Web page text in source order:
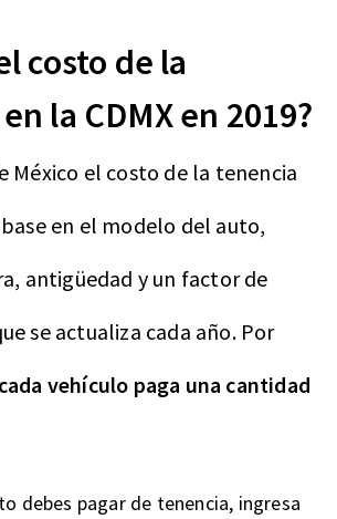
costo de la
la CDMX en 2019?
México el costo de la tenencia
en el modelo del auto,
antigüedad y un factor de
se actualiza cada año. Por
cada vehículo paga una cantidad
debes pagar de tenencia, ingresa